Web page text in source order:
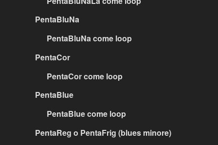
PentaBluNa
PentaBluNa come loop
PentaCor
PentaCor come loop
PentaBlue
PentaBlue come loop
PentaReg o PentaFrig (blues minore)